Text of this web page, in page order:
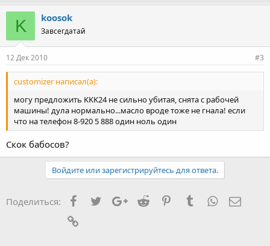
K koosok
Завсегдатай
12 Дек 2010 #3
customizer написал(а):
могу предложить KKK24 не сильно убитая, снята с рабочей
машины! дула нормально...масло вроде тоже не гнала! если
что на телефон 8-920 5 888 один ноль один
Скок бабосов?
Войдите или зарегистрируйтесь для ответа.
Поделиться: FacebookTwitterGoogle+
Reddit PinterestTumblrWhatsApp